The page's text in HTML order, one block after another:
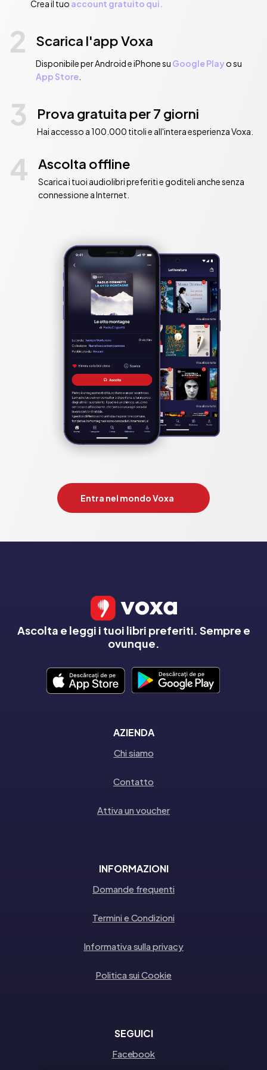
Crea il tuo account gratuito qui.
2 Scarica l'app Voxa
Disponibile per Android e iPhone su Google Playo su
App Store.
3 Prova gratuita per 7 giorni
Hai accesso a 100.000 titoli e all'intera esperienza Voxa.
4 Ascolta offline
Scarica i tuoi audiolibri preferiti e goditeli anche senza
connessione a Internet.
Entra nel mondo Voxa
Ascolta e leggi i tuoi libri preferiti. Sempre e
ovunque.
AZIENDA
Chi siamo
Contatto
Attiva un voucher
INFORMAZIONI
Domande frequenti
Termini e Condizioni
Informativa sulla privacy
Politica sui Cookie
SEGUICI
Facebook